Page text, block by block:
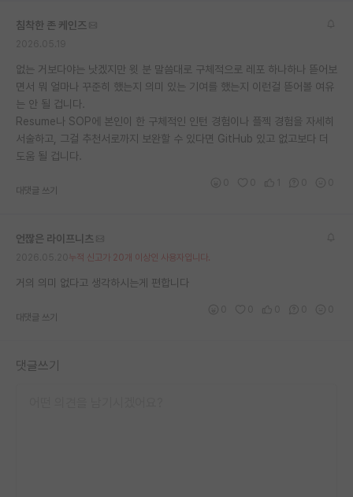
침착한 존 케인즈
없는 거보다야는 낫겠지만 윗 분 말씀대로 구체적으로 레포 하나하나 뜯어보
면서 뭐 얼마나 꾸준히 했는지 의미 있는 기여를 했는지 이런걸 뜯어볼 여유
는 안 될 겁니다.
Resume나 SOP에 본인이 한 구체적인 인턴 경험이나 플젝 경험을 자세히
서술하고, 그걸 추천서로까지 보완할 수 있다면 GitHub 있고 없고보다 더
도움 될 겁니다.
대댓글 쓰기
언짢은 라이프니츠
누적 신고가 20개 이상인 사용자입니다.
거의 의미 없다고 생각하시는게 편합니다
대댓글 쓰기
댓글쓰기